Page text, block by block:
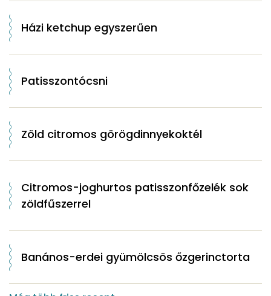
Házi ketchup egyszerűen
Patisszontócsni
Zöld citromos görögdinnyekoktél
Citromos-joghurtos patisszonfőzelék sok
zöldfűszerrel
Banános-erdei gyümölcsös őzgerinctorta